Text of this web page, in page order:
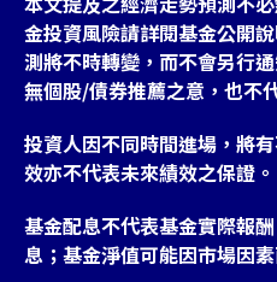
金投資風險請詳閱基金公開
測將不時轉變，而不會另行
無個股/債券推薦之意，也不
投資人因不同時間進場，將
效亦不代表未來績效之保證。
基金配息不代表基金實際報
息；基金淨值可能因市場因